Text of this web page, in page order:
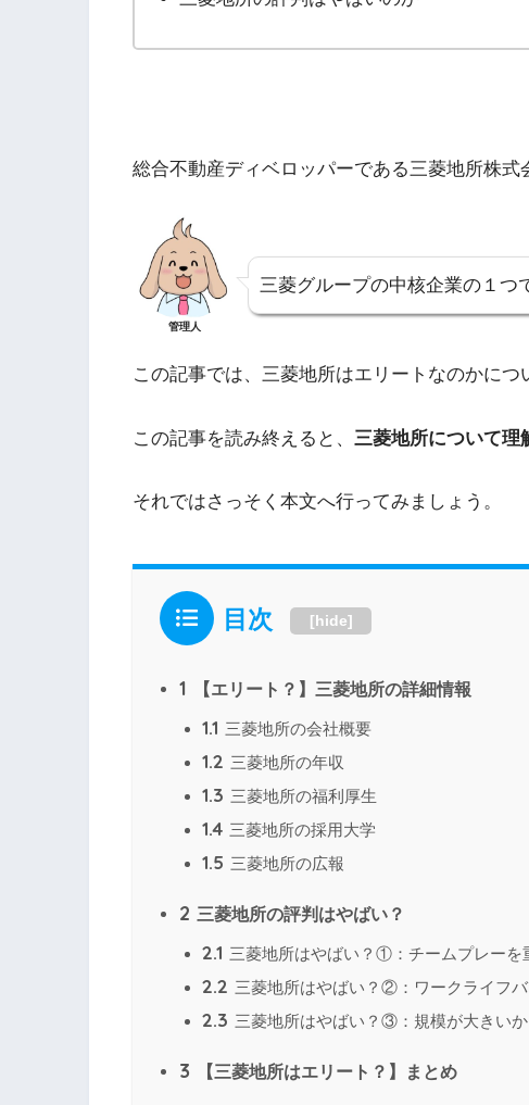
総合不動産ディベロッパーである三菱地所株式
管理人
三菱グループの中核企業の１つ
この記事では、三菱地所はエリートなのかにつ
この記事を読み終えると、 三菱地所について理
それではさっそく本文へ行ってみましょう。
目次 [hide]
1 【エリート？】三菱地所の詳細情報
1.1 三菱地所の会社概要
1.2 三菱地所の年収
1.3 三菱地所の福利厚生
1.4 三菱地所の採用大学
1.5 三菱地所の広報
2 三菱地所の評判はやばい？
2.1 三菱地所はやばい？①：チームプレーを
2.2 三菱地所はやばい？②：ワークライフ
2.3 三菱地所はやばい？③：規模が大きい
3 【三菱地所はエリート？】まとめ